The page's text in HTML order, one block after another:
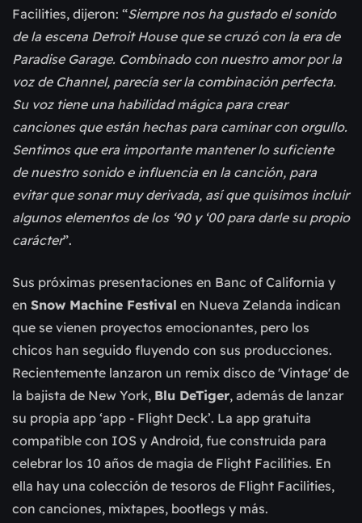
Facilities, dijeron: “Siempre nos ha gustado el sonido
de la escena Detroit House que se cruzó con la era de
Paradise Garage. Combinado con nuestro amor por la
voz de Channel, parecía ser la combinación perfecta.
Su voz tiene una habilidad mágica para crear
canciones que están hechas para caminar con orgullo.
Sentimos que era importante mantener lo suficiente
de nuestro sonido e influencia en la canción, para
evitar que sonar muy derivada, así que quisimos incluir
algunos elementos de los ‘90 y ‘00 para darle su propio
carácter”.
Sus próximas presentaciones en Banc of California y
en Snow Machine Festival en Nueva Zelanda indican
que se vienen proyectos emocionantes, pero los
chicos han seguido fluyendo con sus producciones.
Recientemente lanzaron un remix disco de 'Vintage' de
la bajista de New York, Blu DeTiger, además de lanzar
su propia app ‘app - Flight Deck’. La app gratuita
compatible con IOS y Android, fue construida para
celebrar los 10 años de magia de Flight Facilities. En
ella hay una colección de tesoros de Flight Facilities,
con canciones, mixtapes, bootlegs y más.